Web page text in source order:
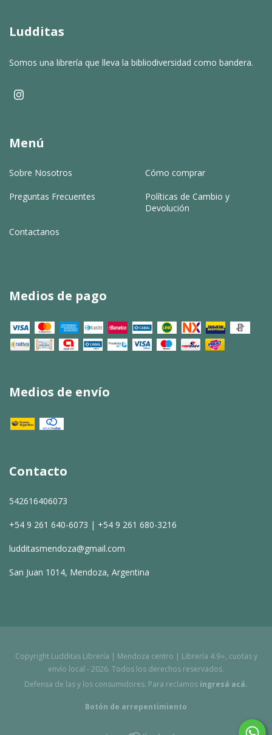
Ludditas
Somos una librería que lleva la bibliodiversidad como bandera.
Menú
Sobre Nosotros Cómo comprar
Preguntas Frecuentes
Políticas de Cambio y
Devolución
Contactanos
Medios de pago
Medios de envío
Contacto
542616406073
+54 9 261 640-6073 | +54 9 261 680-3216
ludditasmendoza@gmail.com
San Juan 1014, Mendoza, Argentina
Copyright Ludditas Librería | Mendoza centro | Librería 4.9⭐, cuotas y
envío local - 2026. Todos los derechos reservados.
Defensa de las y los consumidores. Para reclamos ingresá acá.
Botón de arrepentimiento